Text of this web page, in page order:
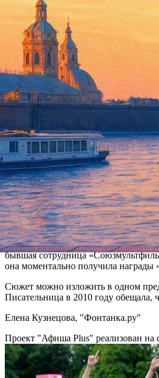
Автор романа-бестселлера «Дом, в
попадут фрагменты,
Повествование проиллюстрируют
книге», – подчеркнула Петросян.
На встрече собрались больше 300
огромное число вопросов о тексте
Писательница вновь опровергла
фантазировать. Она фиксирует
Зато автор «Дома, в котором» не
получилось. Но с тех пор появился
Петросян.
Напомним, роман «Дом, в котором»
бывшая сотрудница
она моментально получила награды
Сюжет можно изложить в одном
Писательница в 2010 году обещала,
Елена Кузнецова, "Фонтанка.ру"
Проект "Афиша Plus" реализован на